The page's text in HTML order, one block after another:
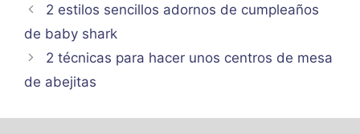
2 estilos sencillos adornos de cumpleaños
de baby shark
2 técnicas para hacer unos centros de mesa
de abejitas